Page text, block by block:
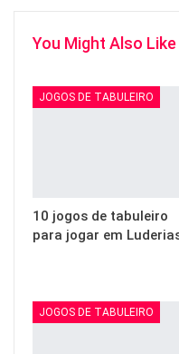
You Might Also Like
JOGOS DE TABULEIRO
10 jogos de tabuleiro
para jogar em
JOGOS DE TABULEIRO